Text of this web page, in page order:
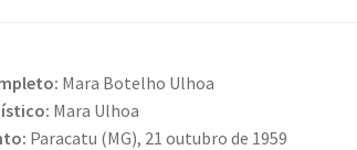
Mara Botelho Ulhoa
Mara Ulhoa
Paracatu (MG), 21 outubro de 1959